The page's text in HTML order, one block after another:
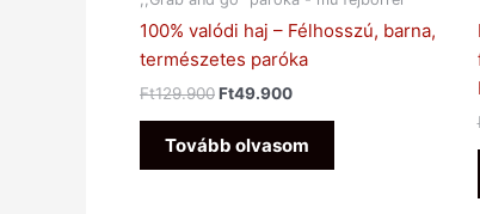
100% valódi haj – Félhosszú, barna,
természetes paróka
Ft129.900Ft49.900
Tovább olvasom